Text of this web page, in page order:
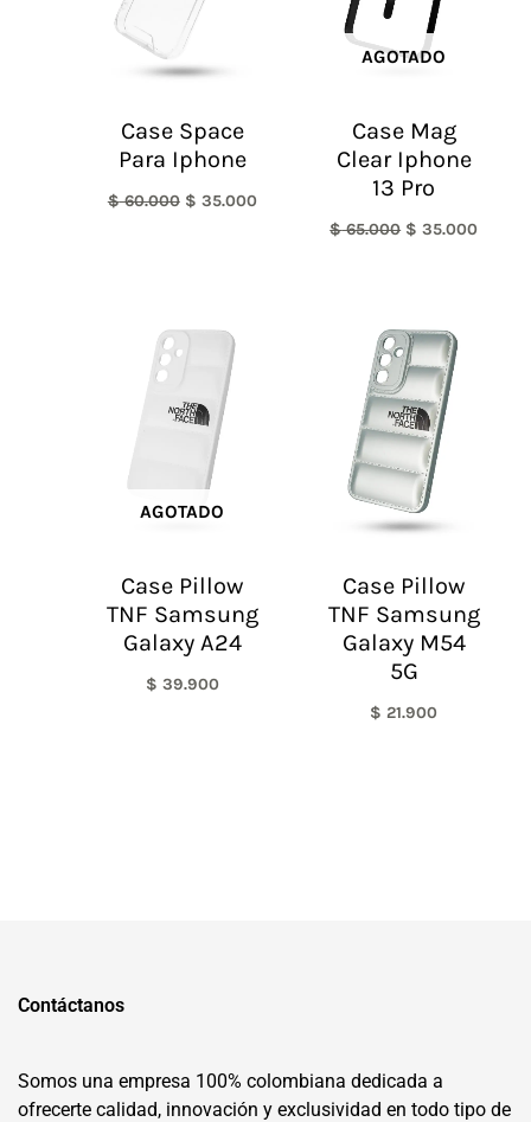
Case Space
Para Iphone
$60.000 $ 35.000
AGOTADO
Case Mag
Clear Iphone
13 Pro
$65.000 $ 35.000
AGOTADO
Case Pillow
TNF Samsung
Galaxy A24
$ 39.900
Case Pillow
TNF Samsung
Galaxy M54
5G
$ 21.900
Contáctanos
Somos una empresa 100% colombiana dedicada a
ofrecerte calidad, innovación y exclusividad en todo tipo de